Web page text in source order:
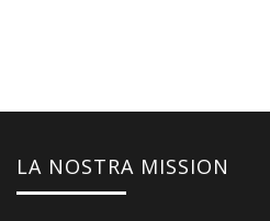
LA NOSTRA MISSION